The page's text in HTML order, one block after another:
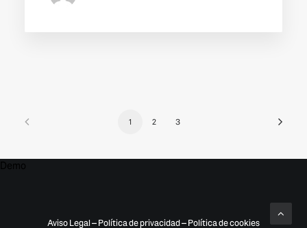
1 2 3
Demo
Aviso Legal–Política de privacidad–Política de cookies